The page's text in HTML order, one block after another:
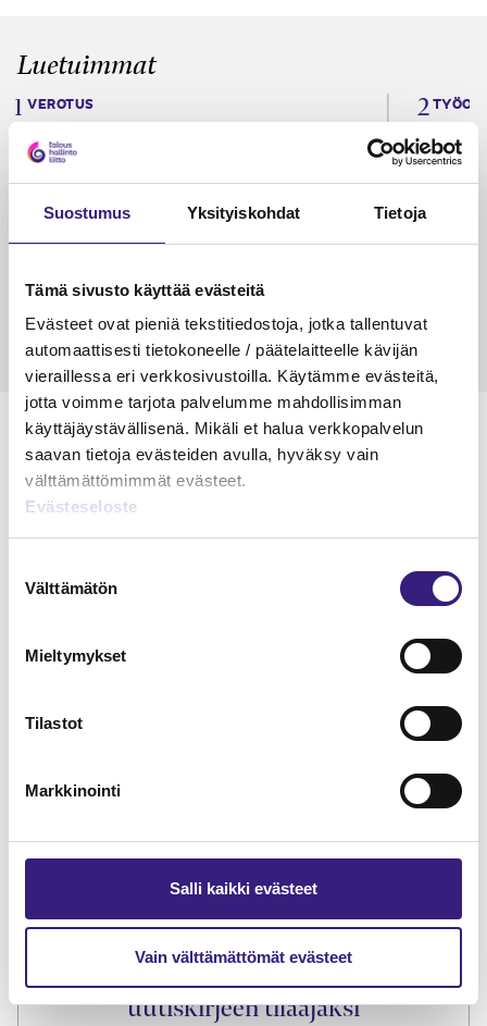
Suostumus Yksityiskohdat Tietoja
Tämä sivusto käyttää evästeitä
Evästeet ovat pieniä tekstitiedostoja, jotka tallentuvat
automaattisesti tietokoneelle / päätelaitteelle kävijän
vieraillessa eri verkkosivustoilla. Käytämme evästeitä,
jotta voimme tarjota palvelumme mahdollisimman
käyttäjäystävällisenä. Mikäli et halua verkkopalvelun
saavan tietoja evästeiden avulla, hyväksy vain
välttämättömimmät evästeet.
Evästeseloste
valinta
Välttämätön
Mieltymykset
Tilastot
Markkinointi
Salli kaikki evästeet
Vain välttämättömät evästeet
Luetuimmat
VEROTUS
Kulu­veloitukset arvon­lisä­
verotuksessa – omien kulujen
veloitus ja läpi­laskutus
näytenumero
Liity Tilisanomien
uutiskirjeen tilaajaksi